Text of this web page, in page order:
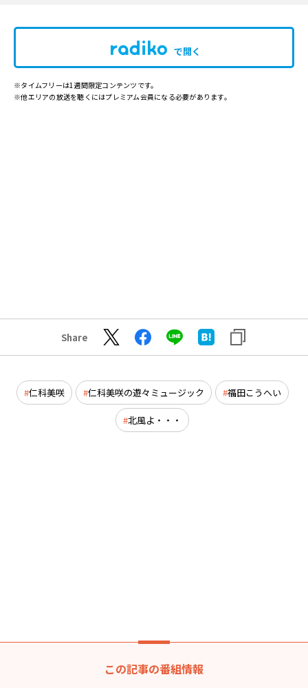
で開く
※タイムフリーは1週間限定コンテンツです。
※他エリアの放送を聴くにはプレミアム会員になる必要があります。
Share
仁科美咲 仁科美咲の遊々ミュージック 福田こうへい
北風よ・・・
この記事の番組情報